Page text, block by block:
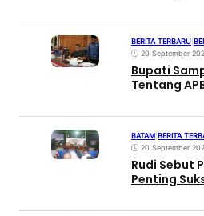
BERITA TERBARU
20 September
Bupati
Tentang
BATAM BERITA
20 September
Rudi Sebut
Penting